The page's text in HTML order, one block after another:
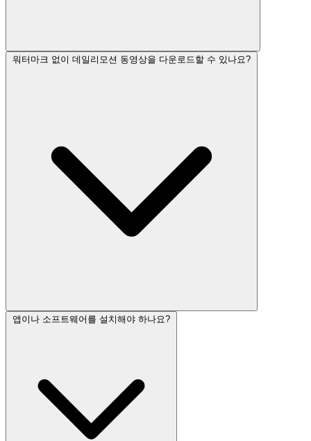
워터마크 없이 데일리모션 동영상을 다운로드할 수 있나요?
앱이나 소프트웨어를 설치해야 하나요?